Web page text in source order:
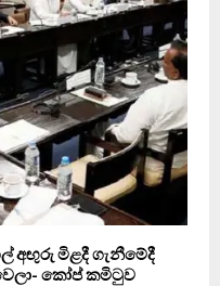
අඟුරු මිළදී ගැනීමේදී
කෝප් කමිටුව